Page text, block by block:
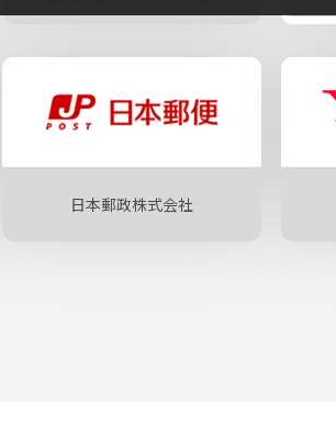
日本郵政株式会社